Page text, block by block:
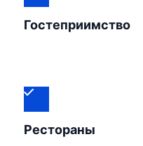
Гостеприимство
Рестораны